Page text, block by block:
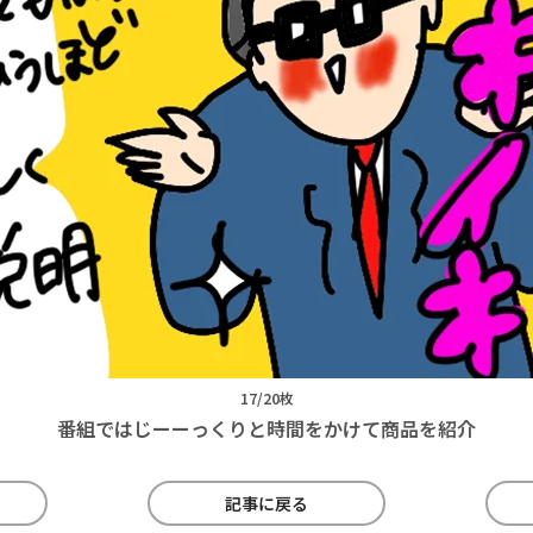
17/20枚
番組ではじーーっくりと時間をかけて商品を紹介
記事に戻る